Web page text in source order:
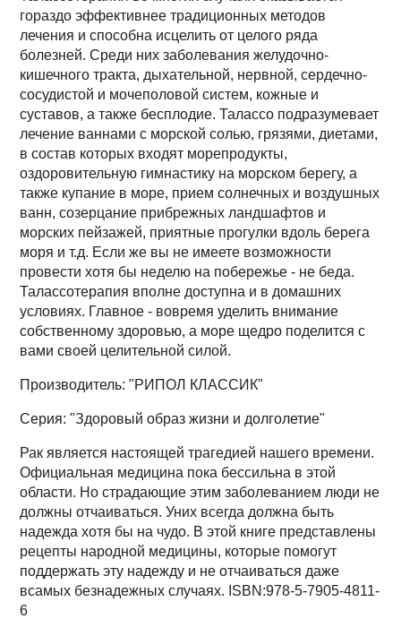
гораздо эффективнее традиционных методов
лечения и способна исцелить от целого ряда
болезней. Среди них заболевания желудочно-
кишечного тракта, дыхательной, нервной, сердечно-
сосудистой и мочеполовой систем, кожные и
суставов, а также бесплодие. Талассо подразумевает
лечение ваннами с морской солью, грязями, диетами,
в состав которых входят морепродукты,
оздоровительную гимнастику на морском берегу, а
также купание в море, прием солнечных и воздушных
ванн, созерцание прибрежных ландшафтов и
морских пейзажей, приятные прогулки вдоль берега
моря и т.д. Если же вы не имеете возможности
провести хотя бы неделю на побережье - не беда.
Талассотерапия вполне доступна и в домашних
условиях. Главное - вовремя уделить внимание
собственному здоровью, а море щедро поделится с
вами своей целительной силой.
Производитель: "РИПОЛ КЛАССИК"
Серия: "Здоровый образ жизни и долголетие"
Рак является настоящей трагедией нашего времени.
Официальная медицина пока бессильна в этой
области. Но страдающие этим заболеванием люди не
должны отчаиваться. Уних всегда должна быть
надежда хотя бы на чудо. В этой книге представлены
рецепты народной медицины, которые помогут
поддержать эту надежду и не отчаиваться даже
всамых безнадежных случаях. ISBN:978-5-7905-4811-
6